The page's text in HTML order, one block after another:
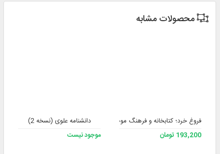
محصولات مشابه
فروغ خرد؛ کتابخانه و فرهنگ موضوعی کتب فلسفی فارسی
193,200 تومان
دانشنامه علوی (نسخه 2)
موجود نیست